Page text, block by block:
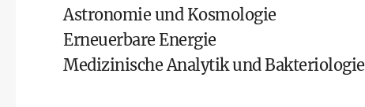
Astronomie und Kosmologie
Erneuerbare Energie
Medizinische Analytik und Bakteriologie